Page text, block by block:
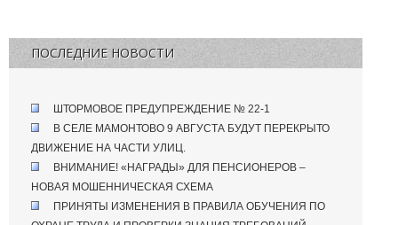
ПОСЛЕДНИЕ НОВОСТИ
ШТОРМОВОЕ ПРЕДУПРЕЖДЕНИЕ № 22-1
В СЕЛЕ МАМОНТОВО 9 АВГУСТА БУДУТ ПЕРЕКРЫТО
ДВИЖЕНИЕ НА ЧАСТИ УЛИЦ.
ВНИМАНИЕ! «НАГРАДЫ» ДЛЯ ПЕНСИОНЕРОВ –
НОВАЯ МОШЕННИЧЕСКАЯ СХЕМА
ПРИНЯТЫ ИЗМЕНЕНИЯ В ПРАВИЛА ОБУЧЕНИЯ ПО